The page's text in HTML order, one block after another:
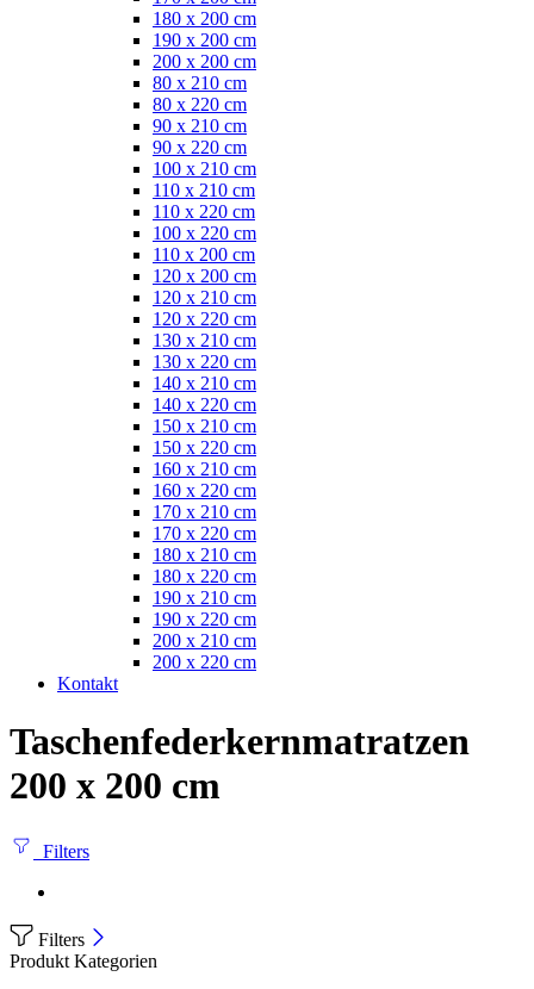
180 x 200 cm
190 x 200 cm
200 x 200 cm
80 x 210 cm
80 x 220 cm
90 x 210 cm
90 x 220 cm
100 x 210 cm
110 x 210 cm
110 x 220 cm
100 x 220 cm
110 x 200 cm
120 x 200 cm
120 x 210 cm
120 x 220 cm
130 x 210 cm
130 x 220 cm
140 x 210 cm
140 x 220 cm
150 x 210 cm
150 x 220 cm
160 x 210 cm
160 x 220 cm
170 x 210 cm
170 x 220 cm
180 x 210 cm
180 x 220 cm
190 x 210 cm
190 x 220 cm
200 x 210 cm
200 x 220 cm
Kontakt
Taschenfederkernmatratzen
200 x 200 cm
Filters
Filters
Produkt Kategorien